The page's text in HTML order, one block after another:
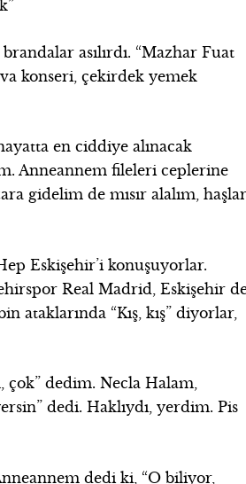
asılırdı. “Mazhar Fuat
konseri, çekirdek yemek
en ciddiye alınacak
Anneannem fileleri ceplerine
gidelim de mısır alalım,
Eskişehir’i konuşuyorlar.
Real Madrid, Eskişehir
ataklarında “Kış, kış” diyorlar,
çok” dedim. Necla Halam,
dedi. Haklıydı, yerdim. Pis
dedi ki, “O biliyor,